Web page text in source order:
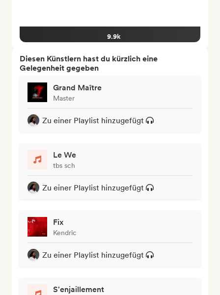
9.9k
Diesen Künstlern hast du kürzlich eine
Gelegenheit gegeben
Grand Maître
Master
Zu einer Playlist hinzugefügt
Le We
tbs sch
Zu einer Playlist hinzugefügt
Fix
Kendric
Zu einer Playlist hinzugefügt
S'enjaillement